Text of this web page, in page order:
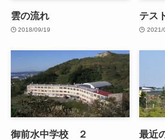
雲の流れ
2018/09/19
テス
2021/
御前水中学校 ２
最近